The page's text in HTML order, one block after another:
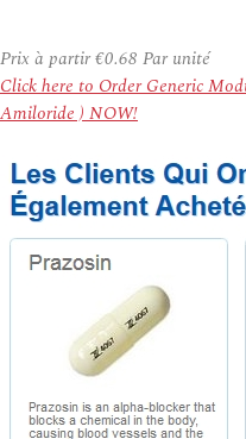
Prix à partir€0.68 Par unité
Click here to Order Generic
Amiloride ) NOW!